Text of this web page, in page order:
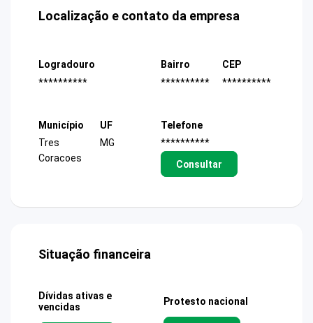
Localização e contato da empresa
Logradouro
**********
Bairro
**********
CEP
**********
Município
Tres
Coracoes
UF
MG
Telefone
**********
Consultar
Situação financeira
Dívidas ativas e
vencidas
Protesto nacional